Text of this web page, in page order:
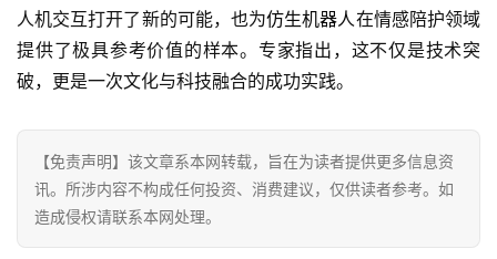
题
汽
·
能
源
人机交互打开了新的可能，也为仿生机器人在情感陪护领域
提供了极具参考价值的样本。专家指出，这不仅是技术突
破，更是一次文化与科技融合的成功实践。
【免责声明】该文章系本网转载，旨在为读者提供更多信息资
讯。所涉内容不构成任何投资、消费建议，仅供读者参考。如
造成侵权请联系本网处理。